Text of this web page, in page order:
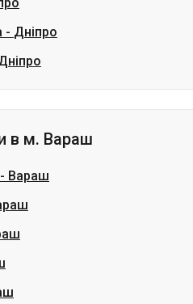
в м. Вараш
Вараш
Вараш